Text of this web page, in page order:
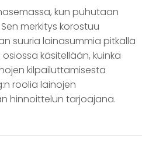
kun puhutaan
merkitys korostuu
suuria lainasummia pitkällä
käsitellään, kuinka
kilpailuttamisesta
roolia lainojen
hinnoittelun tarjoajana.